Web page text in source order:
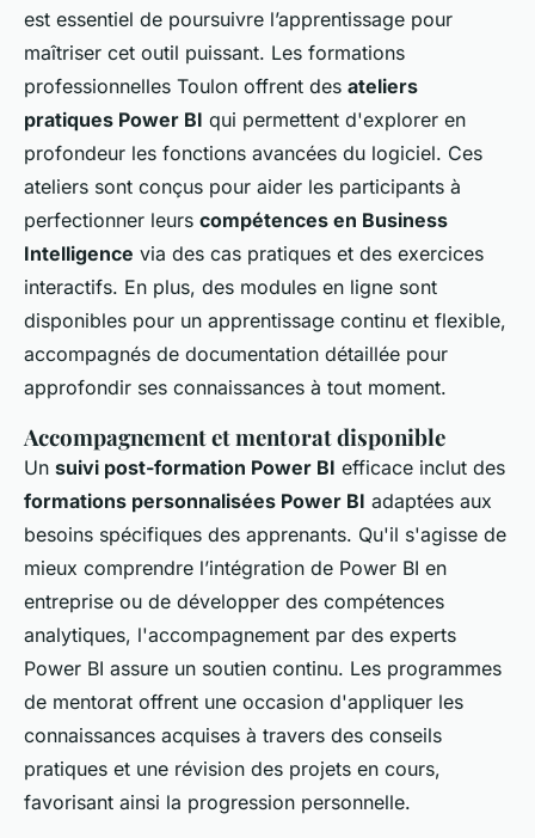
est essentiel de poursuivre l’apprentissage pour
maîtriser cet outil puissant. Les formations
professionnelles Toulon offrent des ateliers
pratiques Power BI qui permettent d'explorer en
profondeur les fonctions avancées du logiciel. Ces
ateliers sont conçus pour aider les participants à
perfectionner leurs compétences en Business
Intelligence via des cas pratiques et des exercices
interactifs. En plus, des modules en ligne sont
disponibles pour un apprentissage continu et flexible,
accompagnés de documentation détaillée pour
approfondir ses connaissances à tout moment.
Accompagnement et mentorat disponible
Un suivi post-formation Power BI efficace inclut des
formations personnalisées Power BI adaptées aux
besoins spécifiques des apprenants. Qu'il s'agisse de
mieux comprendre l’intégration de Power BI en
entreprise ou de développer des compétences
analytiques, l'accompagnement par des experts
Power BI assure un soutien continu. Les programmes
de mentorat offrent une occasion d'appliquer les
connaissances acquises à travers des conseils
pratiques et une révision des projets en cours,
favorisant ainsi la progression personnelle.